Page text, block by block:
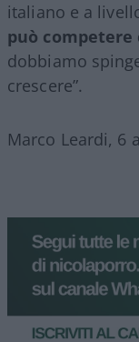
italiano e a
può
dobbiamo
crescere”.
Marco Leardi, 6